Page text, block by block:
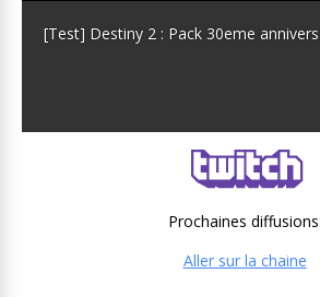
[Test] Destiny 2 : Pack 30eme
Prochaines diffusions:
Aller sur la chaine